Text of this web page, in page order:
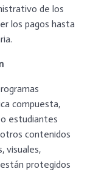
de los
los pagos hasta
compuesta,
estudiantes
contenidos
visuales,
protegidos